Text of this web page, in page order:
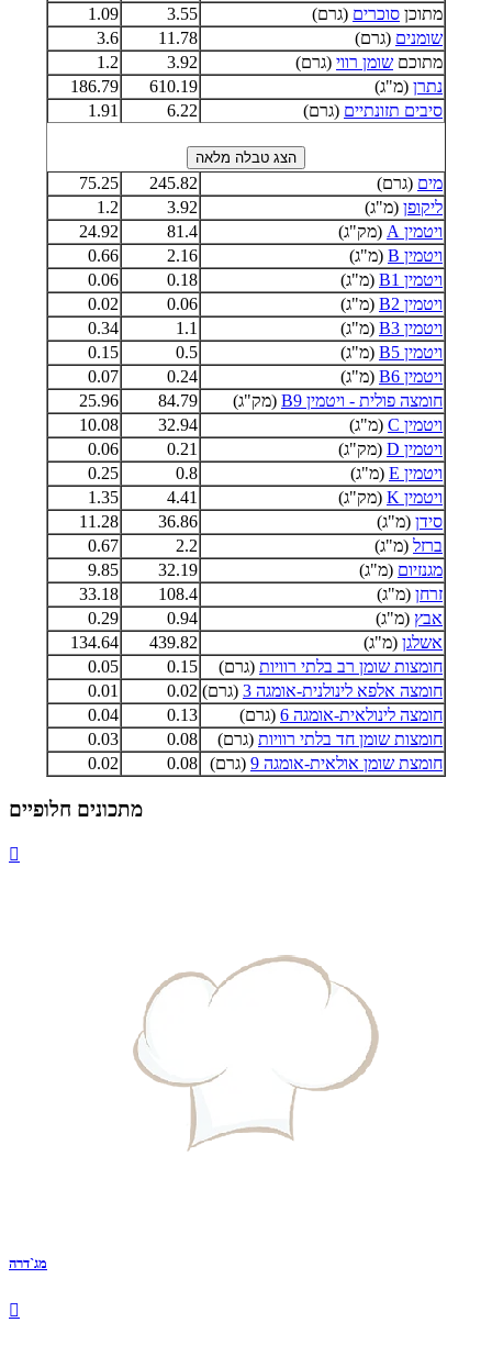
מתוכן סוכרים (גרם) 3.55
1.09
שומנים (גרם) 11.78
3.6
מתוכם שומן רווי (גרם) 3.92
1.2
נתרן (מ"ג) 610.19
186.79
סיבים תזונתיים (גרם) 6.22
1.91
מים (גרם) 245.82
75.25
ליקופן (מ"ג) 3.92
1.2
ויטמין A
(מק"ג) 81.4
24.92
ויטמין B
(מ"ג) 2.16
0.66
ויטמין B1
(מ"ג) 0.18
0.06
ויטמין B2
(מ"ג) 0.06
0.02
ויטמין B3
(מ"ג) 1.1
0.34
ויטמין B5
(מ"ג) 0.5
0.15
ויטמין B6
(מ"ג) 0.24
0.07
חומצה פולית - ויטמין B9
(מק"ג) 84.79
25.96
ויטמין C
(מ"ג) 32.94
10.08
ויטמין D
(מק"ג) 0.21
0.06
ויטמין E
(מ"ג) 0.8
0.25
ויטמין K
(מק"ג) 4.41
1.35
סידן (מ"ג) 36.86
11.28
ברזל (מ"ג) 2.2
0.67
מגנזיום (מ"ג) 32.19
9.85
זרחן (מ"ג) 108.4
33.18
אבץ (מ"ג) 0.94
0.29
אשלגן (מ"ג) 439.82
134.64
חומצות שומן רב בלתי רוויות (גרם) 0.15
0.05
חומצה אלפא לינולנית-אומגה 3
(גרם) 0.02
0.01
חומצה לינולאית-אומגה 6
(גרם) 0.13
0.04
חומצות שומן חד בלתי רוויות (גרם) 0.08
0.03
חומצת שומן אולאית-אומגה 9
(גרם) 0.08
0.02
מתכונים חלופיים

מג`דרה
